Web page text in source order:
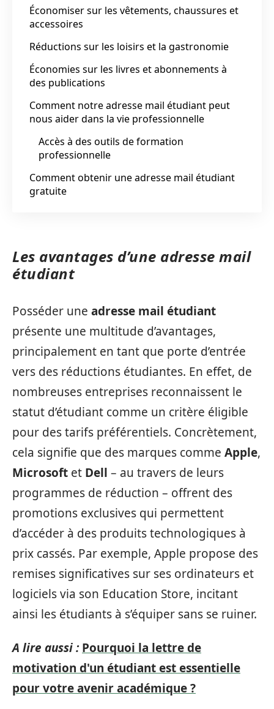
Économiser sur les vêtements, chaussures et
accessoires
Réductions sur les loisirs et la gastronomie
Économies sur les livres et abonnements à
des publications
Comment notre adresse mail étudiant peut
nous aider dans la vie professionnelle
Accès à des outils de formation
professionnelle
Comment obtenir une adresse mail étudiant
gratuite
Les avantages d’une adresse mail
étudiant
Posséder une adresse mail étudiant
présente une multitude d’avantages,
principalement en tant que porte d’entrée
vers des réductions étudiantes. En effet, de
nombreuses entreprises reconnaissent le
statut d’étudiant comme un critère éligible
pour des tarifs préférentiels. Concrètement,
cela signifie que des marques comme Apple,
Microsoft et Dell – au travers de leurs
programmes de réduction – offrent des
promotions exclusives qui permettent
d’accéder à des produits technologiques à
prix cassés. Par exemple, Apple propose des
remises significatives sur ses ordinateurs et
logiciels via son Education Store, incitant
ainsi les étudiants à s’équiper sans se ruiner.
A lire aussi : Pourquoi la lettre de
motivation d'un étudiant est essentielle
pour votre avenir académique ?